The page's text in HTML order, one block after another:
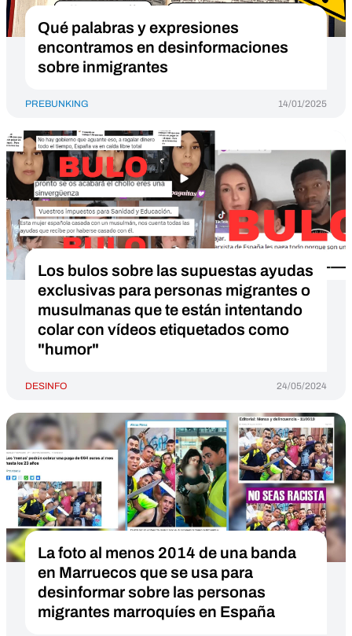
Qué palabras y expresiones
encontramos en desinformaciones
sobre inmigrantes
PREBUNKING 14/01/2025
Los bulos sobre las supuestas ayudas
exclusivas para personas migrantes o
musulmanas que te están intentando
colar con vídeos etiquetados como
"humor"
DESINFO 24/05/2024
La foto al menos 2014 de una banda
en Marruecos que se usa para
desinformar sobre las personas
migrantes marroquíes en España